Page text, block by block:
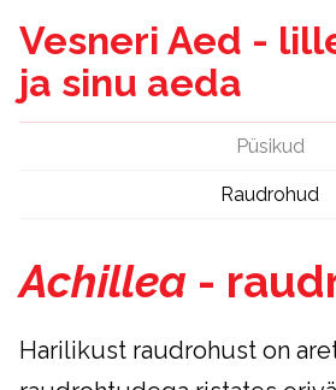
Vesneri Aed -
ja sinu aeda
Püsikud
Raudrohud
Achillea -
Harilikust raudrohust on